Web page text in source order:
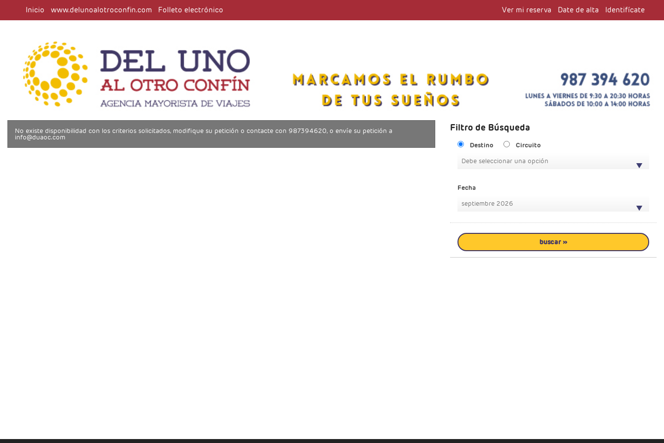
Inicio www.delunoalotroconfin.com Folleto electrónico Ver mi reserva Date de alta Identifícate
No existe disponibilidad con los criterios solicitados, modifique su petición o contacte con 987394620, o envíe su petición a
info@duaoc.com
Filtro de Búsqueda
Destino
Circuito
Debe seleccionar una opción
Fecha
septiembre 2026